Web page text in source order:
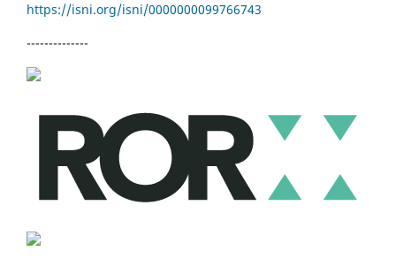
https://isni.org/isni/0000000099766743
--------------